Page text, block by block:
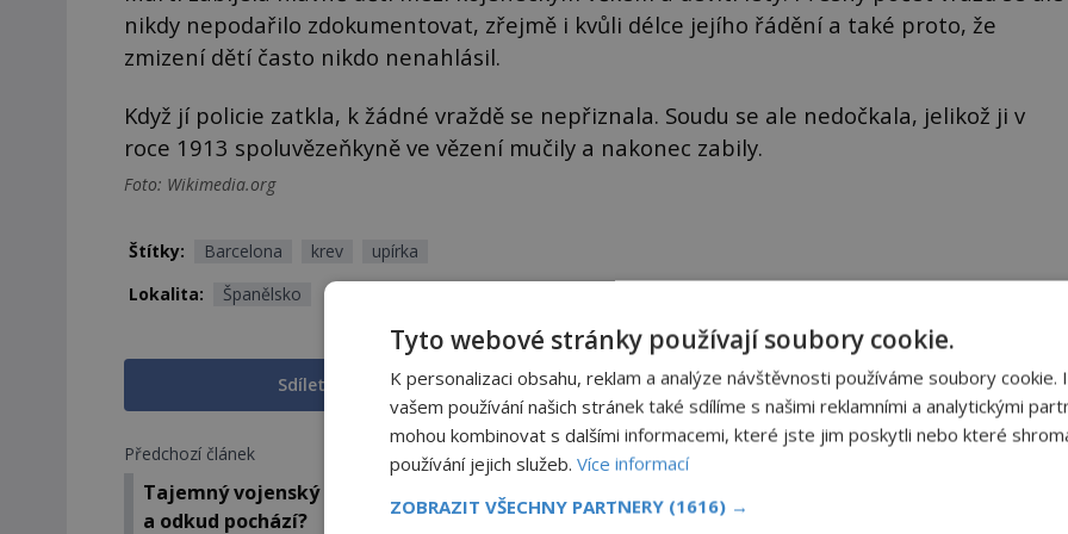
nikdy nepodařilo zdokumentovat, zřejmě i kvůli délce jejího řádění a také proto, že
zmizení dětí často nikdo nenahlásil.
Když jí policie zatkla, k žádné vraždě se nepřiznala. Soudu se ale nedočkala, jelikož ji v
roce 1913 spoluvězeňkyně ve vězení mučily a nakonec zabily.
Foto: Wikimedia.org
Štítky: Barcelona krev
upírka
Lokalita:
Španělsko
Sdílet na Facebooku Sdílet na X
Předchozí článek
Tajemný vojenský signál UVB-76: Co znamená
a odkud pochází?
Další článek
temná kletba?
Tyto webové stránky používají soubory cookie.
K personalizaci obsahu, reklam a analýze návštěvnosti používáme soubory cookie.
vašem používání našich stránek také sdílíme s našimi reklamními a analytickými
mohou kombinovat s dalšími informacemi, které jste jim poskytli nebo které
používání jejich služeb. Více informací
ZOBRAZIT VŠECHNY PARTNERY (1616) →